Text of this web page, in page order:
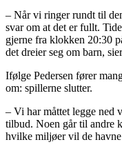
– Når vi ringer rundt til
svar om at det er fullt.
gjerne fra klokken 20:30
det dreier seg om barn,
Ifølge Pedersen fører
om: spillerne slutter.
– Vi har måttet legge ned
tilbud. Noen går til andre
hvilke miljøer vil de